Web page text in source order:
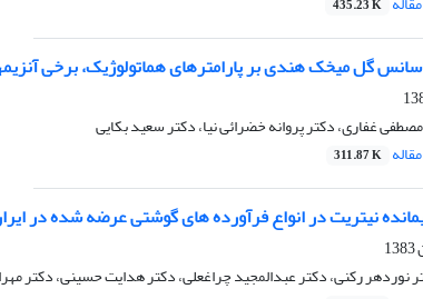
435.23 K
گل میخک هندی بر پارامترهای هماتولوژیک، برخی
غفاری، دکتر پروانه خضرائی نیا، دکتر سعید بکایی
311.87 K
نیتریت در انواع فرآورده های گوشتی عرضه شده در
نوردهر رکنی، دکتر عبدالمجید چراغعلی، دکتر هدایت حسینی، دکتر